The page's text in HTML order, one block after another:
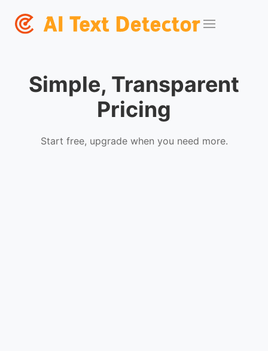
Simple, Transparent
Pricing
Start free, upgrade when you need more.